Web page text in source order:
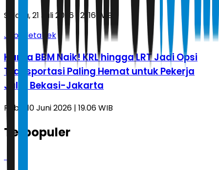
Selasa, 21 Juli 2026 | 21.16 WIB
Jabodetabek
Harga BBM Naik! KRL hingga LRT Jadi Opsi
Transportasi Paling Hemat untuk Pekerja
Jalur Bekasi-Jakarta
Rabu, 10 Juni 2026 | 19.06 WIB
Terpopuler